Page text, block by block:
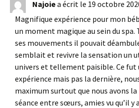
Najoiea écrit le 19 octobre
Magnifique expérience pour mon
un moment magique au sein du
ses mouvements il pouvait
semblait et revivre la sensation un
univers et tellement paisible. Ce fut
expérience mais pas la dernière,
maximum surtout que nous avons
séance entre sœurs, amies vu qu’il y